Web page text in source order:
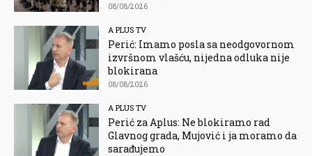
08/08/2026
A PLUS TV
Perić: Imamo posla sa neodgovornom
izvršnom vlašću, nijedna odluka nije
blokirana
08/08/2026
A PLUS TV
Perić za Aplus: Ne blokiramo rad
Glavnog grada, Mujović i ja moramo da
sarađujemo